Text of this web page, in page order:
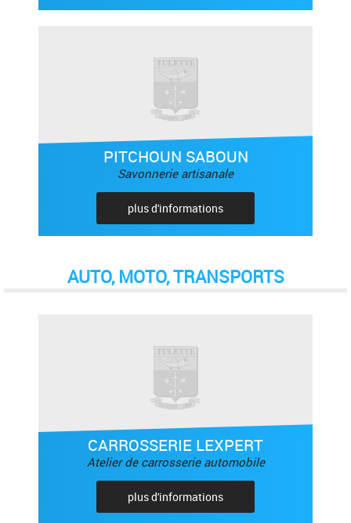
PITCHOUN SABOUN
Savonnerie artisanale
plus d'informations
AUTO, MOTO, TRANSPORTS
CARROSSERIE LEXPERT
Atelier de carrosserie automobile
plus d'informations